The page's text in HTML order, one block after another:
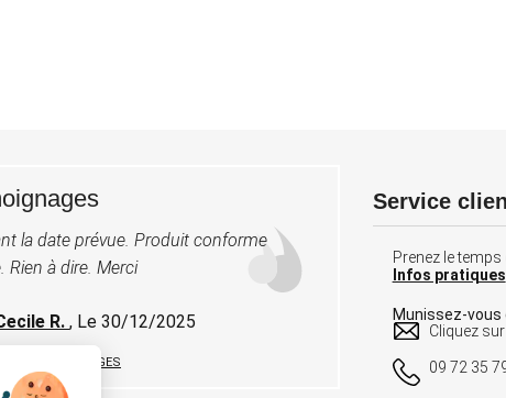
la date prévue. Produit conforme
Rien à dire. Merci
R. , Le 30/12/2025
LES TÉMOIGNAGES
Service
Prenez le
Infos pratiques
Munissez-vous
Cliquez sur
09 72 35